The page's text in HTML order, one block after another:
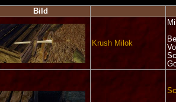
Bild
Krush Milok